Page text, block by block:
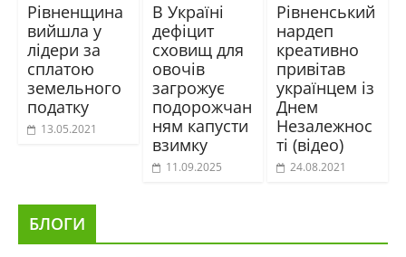
Рівненщина
вийшла у
лідери за
сплатою
земельного
податку
13.05.2021
В Україні
дефіцит
сховищ для
овочів
загрожує
подорожчан
ням капусти
взимку
11.09.2025
Рівненський
нардеп
креативно
привітав
українцем із
Днем
Незалежнос
ті (відео)
24.08.2021
БЛОГИ